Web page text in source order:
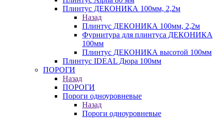
Плинтус ДЕКОНИКА 100мм, 2,2м
Назад
Плинтус ДЕКОНИКА 100мм, 2,2м
Фурнитура для плинтуса ДЕКОНИКА
100мм
Плинтус ДЕКОНИКА высотой 100мм
Плинтус IDEAL Дюра 100мм
ПОРОГИ
Назад
ПОРОГИ
Пороги одноуровневые
Назад
Пороги одноуровневые